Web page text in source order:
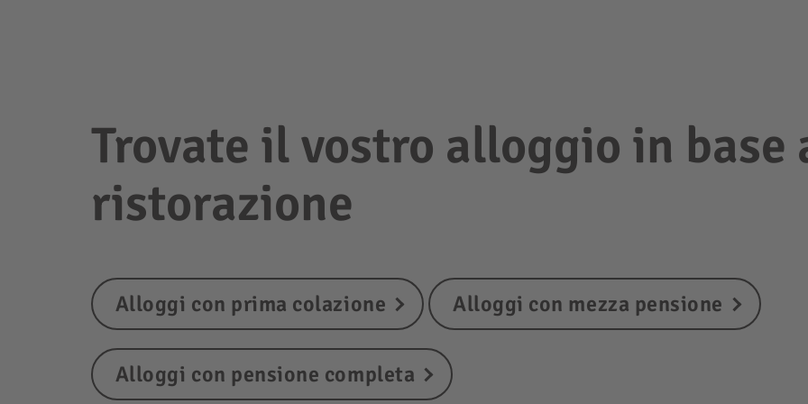
Trovate il vostro alloggio in base
ristorazione
Alloggi con prima colazione Alloggi con mezza pensione
Alloggi con pensione completa